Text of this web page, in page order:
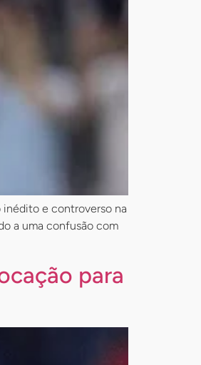
inédito e controverso na
a uma confusão com
para